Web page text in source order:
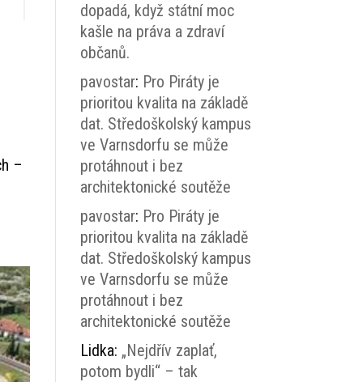
–
dopadá, když státní moc
kašle na práva a zdraví
občanů.
pavostar: Pro Piráty je
prioritou kvalita na základě
dat. Středoškolský kampus
ve Varnsdorfu se může
protáhnout i bez
architektonické soutěže
pavostar: Pro Piráty je
prioritou kvalita na základě
dat. Středoškolský kampus
ve Varnsdorfu se může
protáhnout i bez
architektonické soutěže
Lidka: „Nejdřív zaplať,
potom bydli“ – tak